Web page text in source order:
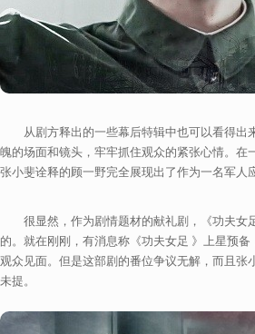
从剧方释出的一些幕后特辑中也可以看得出
魄的场面和镜头，牢牢抓住观众的紧张心情。在
张小斐诠释的顾一野完全展现出了作为一名军人
很显然，作为剧情题材的献礼剧，《功夫女
的。就在刚刚，有消息称《功夫女足 》上星预
观众见面。但是这部剧的番位争议无解，而且张
未提。